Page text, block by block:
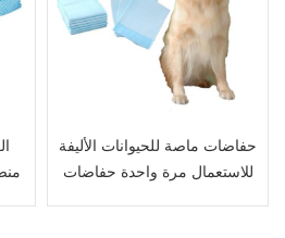
حفاضات ماصة للحيوانات الأليفة
للاستعمال مرة واحدة حفاضات